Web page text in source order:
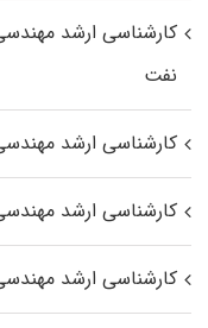
کارشناسی ارشد
نفت
کارشناسی ارشد
کارشناسی ارشد
کارشناسی ارشد